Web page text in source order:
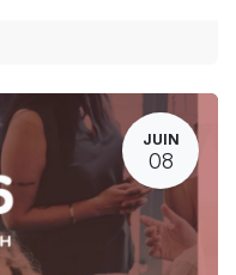
JUIN
08